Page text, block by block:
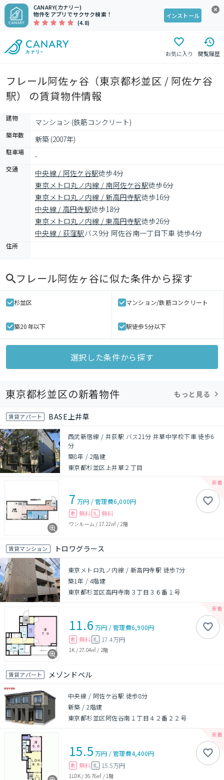
CANARY(カナリー)
物件をアプリでサクサク検索！
(4.8)
インストール
お気に入り 閲覧履歴
フレール阿佐ヶ谷（東京都杉並区 / 阿佐ケ谷
駅） の賃貸物件情報
建物 マンション (鉄筋コンクリート)
築年数 新築 (2007年)
駐車場 -
交通 中央線 / 阿佐ケ谷駅徒歩4分
東京メトロ丸ノ内線 / 南阿佐ケ谷駅徒歩6分
東京メトロ丸ノ内線 / 新高円寺駅徒歩16分
中央線 / 高円寺駅徒歩18分
東京メトロ丸ノ内線 / 東高円寺駅徒歩26分
中央線 / 荻窪駅バス9分 阿佐谷南一丁目下車 徒歩4分
住所
フレール阿佐ヶ谷に似た条件から探す
杉並区 マンション/鉄筋コンクリート
築20年以下 駅徒歩5分以下
選択した条件から探す
東京都杉並区の新着物件 もっと見る
賃貸アパート BASE上井草
西武新宿線 / 井荻駅 バス21分 井草中学校下車 徒歩6
分
築8年 / 2階建
東京都杉並区上井草２丁目
7 万円 /管理費6,000円
敷 無料 礼 無料
ワンルーム / 17.22㎡/ 2階
賃貸マンション トロワグラース
東京メトロ丸ノ内線 / 新高円寺駅 徒歩7分
築1年 / 4階建
東京都杉並区高円寺南３丁目３６番１号
11.6 万円 /管理費6,900円
敷 無料 礼 17.4万円
1K / 27.04㎡ / 2階
賃貸アパート メゾンドベル
中央線 / 阿佐ケ谷駅 徒歩8分
新築 /2階建
東京都杉並区阿佐谷南１丁目４２番２２号
15.5 万円 /管理費4,400円
敷 無料 礼 15.5万円
1LDK/36.76㎡ / 1階